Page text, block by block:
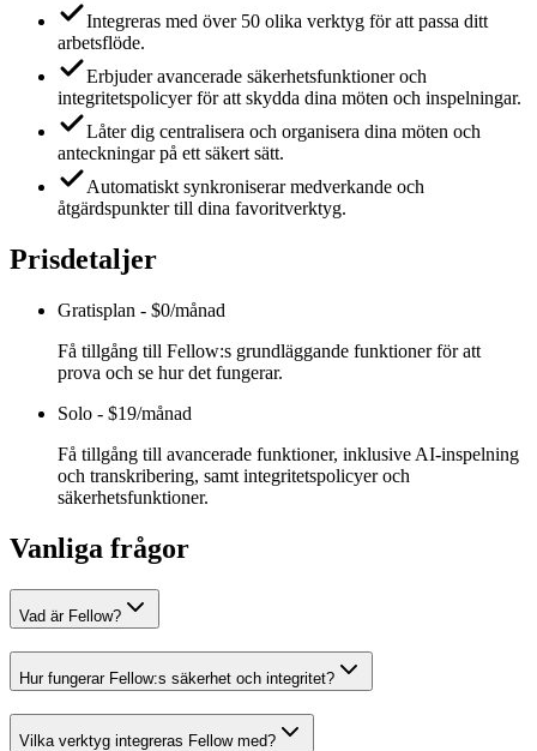
Integreras med över 50 olika verktyg för att passa ditt
arbetsflöde.
Erbjuder avancerade säkerhetsfunktioner och
integritetspolicyer för att skydda dina möten och inspelningar.
Låter dig centralisera och organisera dina möten och
anteckningar på ett säkert sätt.
Automatiskt synkroniserar medverkande och
åtgärdspunkter till dina favoritverktyg.
Prisdetaljer
Gratisplan - $0/månad
Få tillgång till Fellow:s grundläggande funktioner för att
prova och se hur det fungerar.
Solo - $19/månad
Få tillgång till avancerade funktioner, inklusive AI-inspelning
och transkribering, samt integritetspolicyer och
säkerhetsfunktioner.
Vanliga frågor
Vad är Fellow?
Hur fungerar Fellow:s säkerhet och integritet?
Vilka verktyg integreras Fellow med?